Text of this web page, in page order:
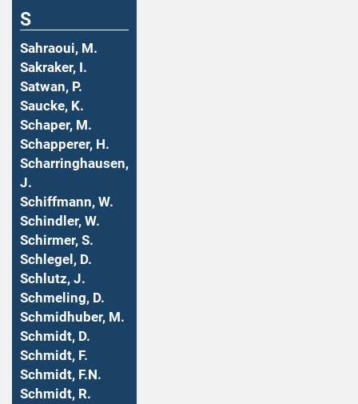
S
Sahraoui, M.
Sakraker, I.
Satwan, P.
Saucke, K.
Schaper, M.
Schapperer, H.
Scharringhausen,
J.
Schiffmann, W.
Schindler, W.
Schirmer, S.
Schlegel, D.
Schlutz, J.
Schmeling, D.
Schmidhuber, M.
Schmidt, D.
Schmidt, F.
Schmidt, F.N.
Schmidt, R.